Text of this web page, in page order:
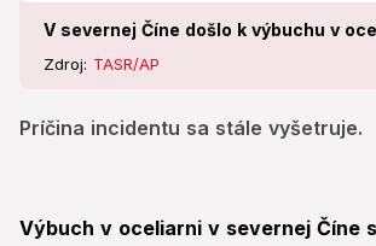
V severnej Číne došlo k výbuchu v
Zdroj: TASR/AP
Príčina incidentu sa stále vyšetruje.
Výbuch v oceliarni v severnej Číne